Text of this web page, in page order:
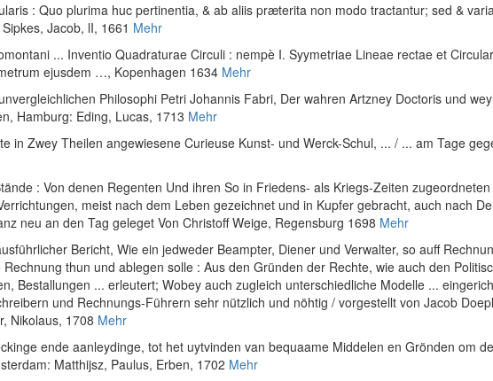
: Quo plurima huc pertinentia, & ab aliis præterita non modo tractantur; sed &
Jacob, lI, 1661 Mehr
... Inventio Quadraturae Circuli : nempè I. Syymetriae Lineae rectae et
ejusdem …, Kopenhagen 1634 Mehr
Philosophi Petri Johannis Fabri, Der wahren Artzney Doctoris und
, Hamburg: Eding, Lucas, 1713 Mehr
in Zwey Theilen angewiesene Curieuse Kunst- und Werck-Schul, ... / ... am Tage
: Von denen Regenten Und ihren So in Friedens- als Kriegs-Zeiten
meist nach dem Leben gezeichnet und in Kupfer gebracht, auch nach
neu an den Tag geleget Von Christoff Weige, Regensburg 1698 Mehr
Bericht, Wie ein jedweder Beampter, Diener und Verwalter, so auff
thun und ablegen solle : Aus den Gründen der Rechte, wie auch den
Bestallungen ... erleutert; Wobey auch zugleich unterschiedliche Modelle ...
und Rechnungs-Führern sehr nützlich und nöhtig / vorgestellt von Jacob
Nikolaus, 1708 Mehr
ende aanleydinge, tot het uytvinden van bequaame Middelen en Grönden om
Matthijsz, Paulus, Erben, 1702 Mehr